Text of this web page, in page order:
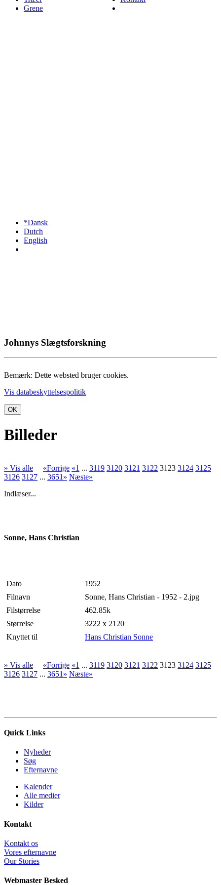
Grene
*Dansk
Dutch
English
Johnnys Slægtsforskning
Bemærk: Dette websted bruger cookies.
Vis databeskyttelsespolitik
OK
Billeder
» Vis alle «Forrige «1 ... 3119 3120 3121 3122 3123 3124 3125
3126 3127 ... 3651» Næste»
Indlæser...
Sonne, Hans Christian
Dato
1952
Filnavn
Sonne, Hans Christian - 1952 - 2.jpg
Filstørrelse
462.85k
Størrelse
3222 x 2120
Knyttet til
Hans Christian Sonne
» Vis alle «Forrige «1 ... 3119 3120 3121 3122 3123 3124 3125
3126 3127 ... 3651» Næste»
Quick Links
Nyheder
Søg
Efternavne
Kalender
Alle medier
Kilder
Kontakt
Kontakt os
Vores efternavne
Our Stories
Webmaster Besked